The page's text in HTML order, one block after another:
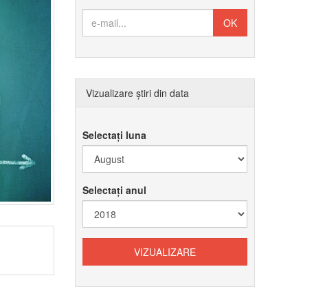
Vizualizare știri din data
Selectați luna
Selectați anul